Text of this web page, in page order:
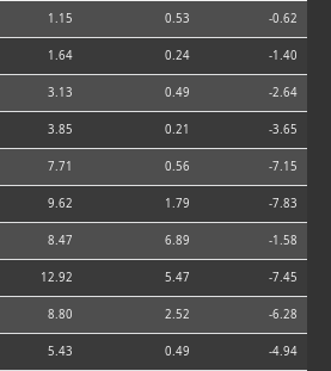
1.15 0.53 -0.62
1.64 0.24 -1.40
3.13 0.49 -2.64
3.85 0.21 -3.65
7.71 0.56 -7.15
9.62 1.79 -7.83
8.47 6.89 -1.58
12.92 5.47 -7.45
8.80 2.52 -6.28
5.43 0.49 -4.94